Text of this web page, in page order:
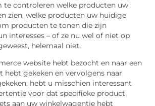
te controleren welke producten uw
zien, welke producten uw huidige
producten te tonen die zijn
interesses – of ze nu wel of niet op
helemaal niet.
website hebt bezocht en naar een
hebt gekeken en vervolgens naar
hebt u misschien interessant
voor dat specifieke product
aan uw winkelwagentje hebt